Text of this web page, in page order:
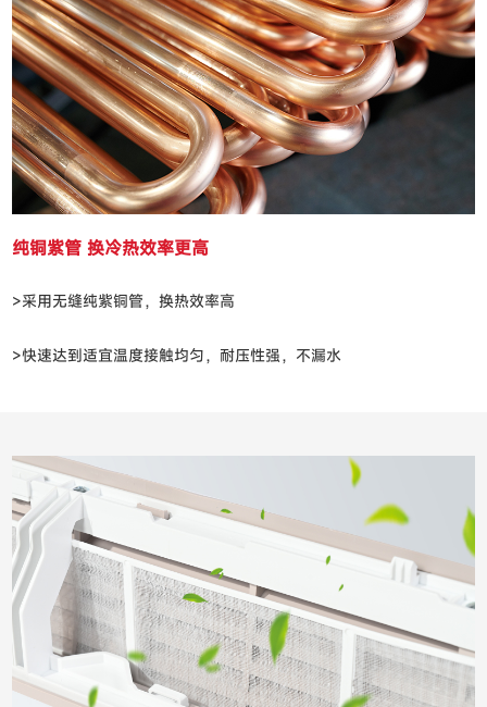
纯铜紫管 换冷热效率更高
>采用无缝纯紫铜管，换热效率高
>快速达到适宜温度接触均匀，耐压性强，不漏水